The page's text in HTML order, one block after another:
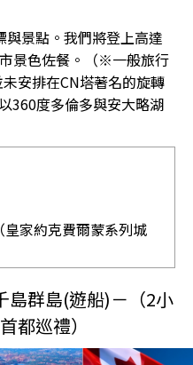
景點。我們將登上高達
景色佐餐。（※一般旅行
安排在CN塔著名的旋轉
360度多倫多與安大略湖
家約克費爾蒙系列城
島群島(遊船)－（2小
都巡禮）